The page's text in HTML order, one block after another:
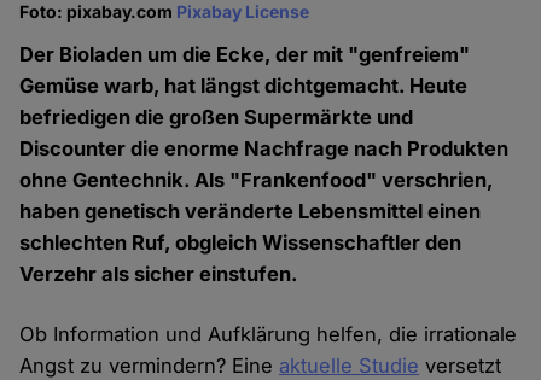
Foto: pixabay.com Pixabay License
Der Bioladen um die Ecke, der mit "genfreiem"
Gemüse warb, hat längst dichtgemacht. Heute
befriedigen die großen Supermärkte und
Discounter die enorme Nachfrage nach Produkten
ohne Gentechnik. Als "Frankenfood" verschrien,
haben genetisch veränderte Lebensmittel einen
schlechten Ruf, obgleich Wissenschaftler den
Verzehr als sicher einstufen.
Ob Information und Aufklärung helfen, die irrationale
Angst zu vermindern? Eine aktuelle Studie versetzt